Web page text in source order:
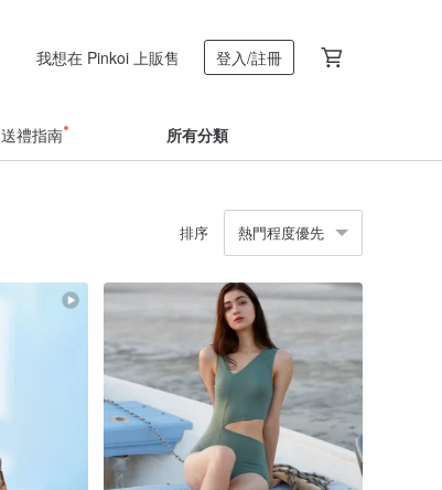
我想在 Pinkoi 上販售 登入/註冊
送禮指南 所有分類
排序 熱門程度優先